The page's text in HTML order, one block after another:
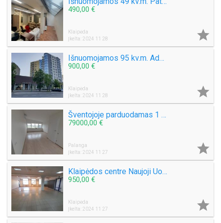
490,00 €
Klaipėda
Įkelta: 2024 11 28

Išnuomojamos 95 kv.m. Administracinės patalpos Taikos pr 4A Klaipėda
900,00 €
Klaipėda
Įkelta: 2024 11 28

Šventojoje parduodamas 1 kambario 34 kv.m. Butas Mokyklos g.
79000,00 €
Palanga
Įkelta: 2024 11 27

Klaipėdos centre Naujoji Uosto g, išnuomojamos 100 kv.m. ir 133 kv.m. ploto patalpos 1 aukšte
950,00 €
Klaipėda
Įkelta: 2024 11 27
